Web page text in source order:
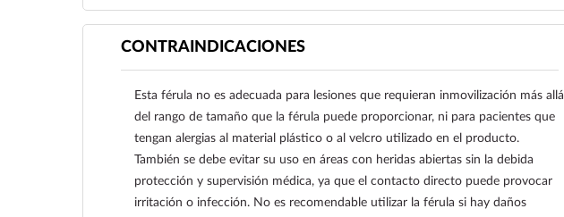
CONTRAINDICACIONES
Esta férula no es adecuada para lesiones que requieran inmovilización más allá
del rango de tamaño que la férula puede proporcionar, ni para pacientes que
tengan alergias al material plástico o al velcro utilizado en el producto.
También se debe evitar su uso en áreas con heridas abiertas sin la debida
protección y supervisión médica, ya que el contacto directo puede provocar
irritación o infección. No es recomendable utilizar la férula si hay daños